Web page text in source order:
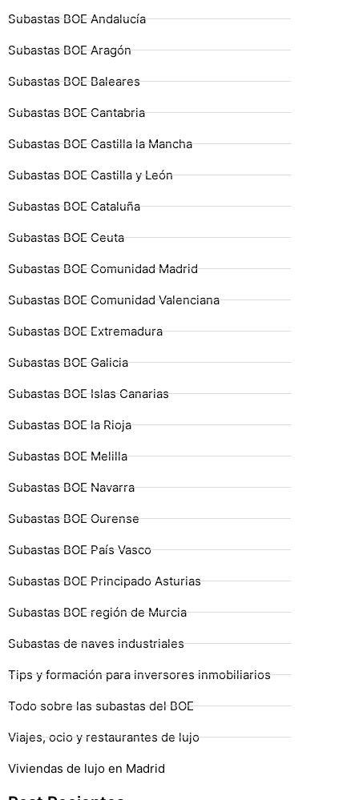
Subastas BOE Andalucía
Subastas BOE Aragón
Subastas BOE Baleares
Subastas BOE Cantabria
Subastas BOE Castilla la Mancha
Subastas BOE Castilla y León
Subastas BOE Cataluña
Subastas BOE Ceuta
Subastas BOE Comunidad Madrid
Subastas BOE Comunidad Valenciana
Subastas BOE Extremadura
Subastas BOE Galicia
Subastas BOE Islas Canarias
Subastas BOE la Rioja
Subastas BOE Melilla
Subastas BOE Navarra
Subastas BOE Ourense
Subastas BOE País Vasco
Subastas BOE Principado Asturias
Subastas BOE región de Murcia
Subastas de naves industriales
Tips y formación para inversores inmobiliarios
Todo sobre las subastas del BOE
Viajes, ocio y restaurantes de lujo
Viviendas de lujo en Madrid